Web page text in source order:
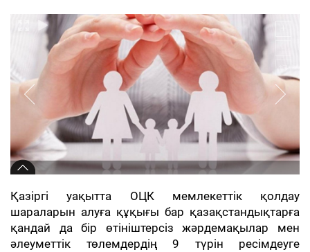
Қазіргі уақытта ОЦК мемлекеттік қолдау
шараларын алуға құқығы бар қазақстандықтарға
қандай да бір өтініштерсіз жәрдемақылар мен
әлеуметтік төлемдердің 9 түрін ресімдеуге